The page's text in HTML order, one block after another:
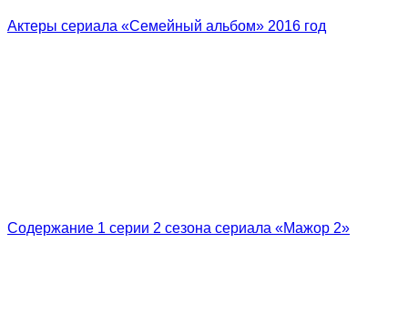
Актеры сериала «Семейный альбом» 2016 год
Содержание 1 серии 2 сезона сериала «Мажор 2»